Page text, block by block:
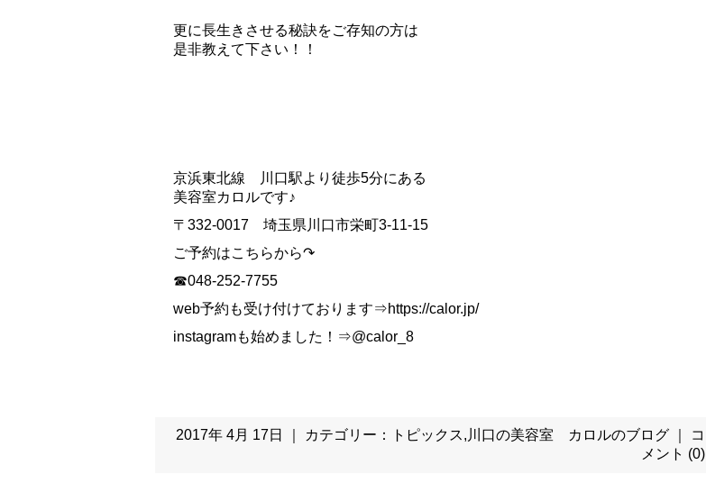
更に長生きさせる秘訣をご存知の方は
是非教えて下さい！！
京浜東北線 川口駅より徒歩5分にある
美容室カロルです♪
〒332-0017 埼玉県川口市栄町3-11-15
ご予約はこちらから↷
☎048-252-7755
web予約も受け付けております⇒https://calor.jp/
instagramも始めました！⇒@calor_8
2017年 4月 17日 ｜ カテゴリー： トピックス, 川口の美容室 カロルのブログ
コ
メント (0)